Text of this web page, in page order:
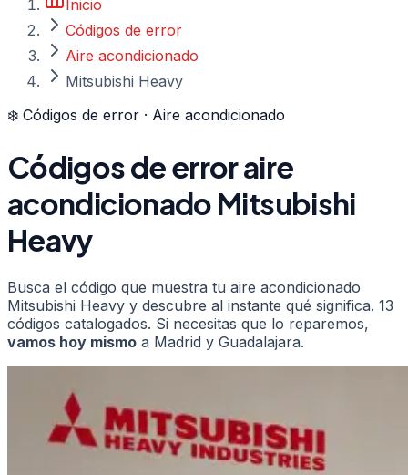
Inicio
Códigos de error
Aire acondicionado
Mitsubishi Heavy
❄️ Códigos de error · Aire acondicionado
Códigos de erroraire
acondicionado Mitsubishi
Heavy
Busca el código que muestra tu aire acondicionado
Mitsubishi Heavy y descubre al instante qué significa. 13
códigos catalogados. Si necesitas que lo reparemos,
vamos hoy mismo a Madrid y Guadalajara.